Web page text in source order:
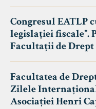
Congresul EATLP
legislației fiscale”.
Facultații de Drept
Facultatea de
Zilele
Asociației Henri